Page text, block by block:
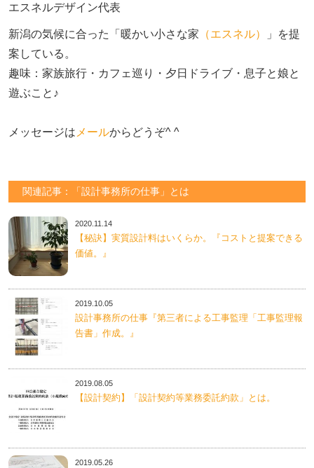
エスネルデザイン代表
新潟の気候に合った「暖かい小さな家 （エスネル）
」を提
案している。
趣味：家族旅行・カフェ巡り・夕日ドライブ・息子と娘と
遊ぶこと♪
メッセージは メールからどうぞ^ ^
関連記事：「設計事務所の仕事」とは
2020.11.14
【秘訣】実質設計料はいくらか。『コストと提案できる
価値。』
2019.10.05
設計事務所の仕事『第三者による工事監理「工事監理報
告書」作成。』
2019.08.05
【設計契約】「設計契約等業務委託約款」とは。
2019.05.26